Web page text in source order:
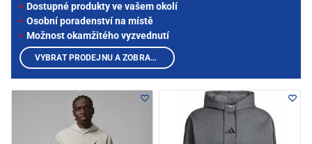
Dostupné produkty ve vašem okolí
Osobní poradenství na místě
Možnost okamžitého vyzvednutí
VYBRAT PRODEJNU A ZOBRAZIT PRODUKTY